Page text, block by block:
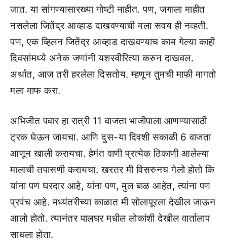
जात. या सांगण्यासारख्या गोष्टी नाहीत. पण, जगाला माहीत
नसलेला जितेंद्र आव्हाड दाखवण्याची मला सवय ही नव्हती.
पण, एक व्हिलन जितेंद्र आव्हाड दाखवण्याच काम गेल्या काही
दिवसांमध्ये अनेक जणांनी यशस्वीरित्या करुन दाखवल.
अर्थात, आज तरी हरलेला दिसतोय. म्हणून तुमची माफी मागतो
मला माफ करा.
अभिजीत पवार हा रात्री 11 वाजता भाजीपाला आणण्यासाठी
ट्रक घेऊन जायचा. आणि दुस-या दिवशी सकाळी 6 वाजता
आणून खाली करायचा. हेमंत वाणी प्रत्येक ठिकाणी आलेल्या
मालाची तपासणी करायचा. खरतर मी विसरुनच गेलो होतो कि
यांना पण घरदार आहे, यांना पण, मुल बाळ आहेत, त्यांना पण
प्रपंच आहे. मध्यंतरीच्या काळात मी सोलापूरला देखील जाऊन
आलो होतो. त्यानंतर पालघर मधील लोकांशी देखील वार्तालाप
साधला होता.